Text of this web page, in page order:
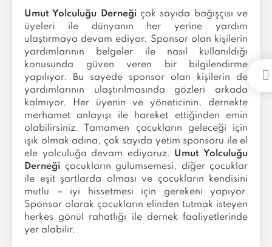
Umut Yolculuğu Derneği çok sayıda bağışçısı ve
üyeleri ile dünyanın her yerine yardım
ulaştırmaya devam ediyor. Sponsor olan kişilerin
yardımlarının belgeler ile nasıl kullanıldığı
konusunda güven veren bir bilgilendirme
yapılıyor. Bu sayede sponsor olan kişilerin de
yardımlarının ulaştırılmasında gözleri arkada
kalmıyor. Her üyenin ve yöneticinin, dernekte
merhamet anlayışı ile hareket ettiğinden emin
olabilirsiniz. Tamamen çocukların geleceği için
ışık olmak adına, çok sayıda yetim sponsoru ile el
ele yolculuğa devam ediyoruz. Umut Yolculuğu
Derneği çocukların gülümsemesi, diğer çocuklar
ile eşit şartlarda olması ve çocukların kendisini
mutlu – iyi hissetmesi için gerekeni yapıyor.
Sponsor olarak çocukların elinden tutmak isteyen
herkes gönül rahatlığı ile dernek faaliyetlerinde
yer alabilir.